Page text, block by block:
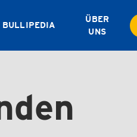
BULLIPEDIA
ÜBER
UNS